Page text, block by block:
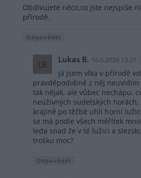
Obdivujete něco,co jste nejspíše
přírodě.
Odpovědět
LB Lukas B. 16.6.2026 13:21
já jsem vlka v přírodě
pravděpodobně z něj
tak nějak. ale vůbec nechápu,
neúživných sudetských
krajině po těžbě uhlí horní
se má podle všech měřítek
leda snad že v té lužici a
trošku moc?
Odpovědět